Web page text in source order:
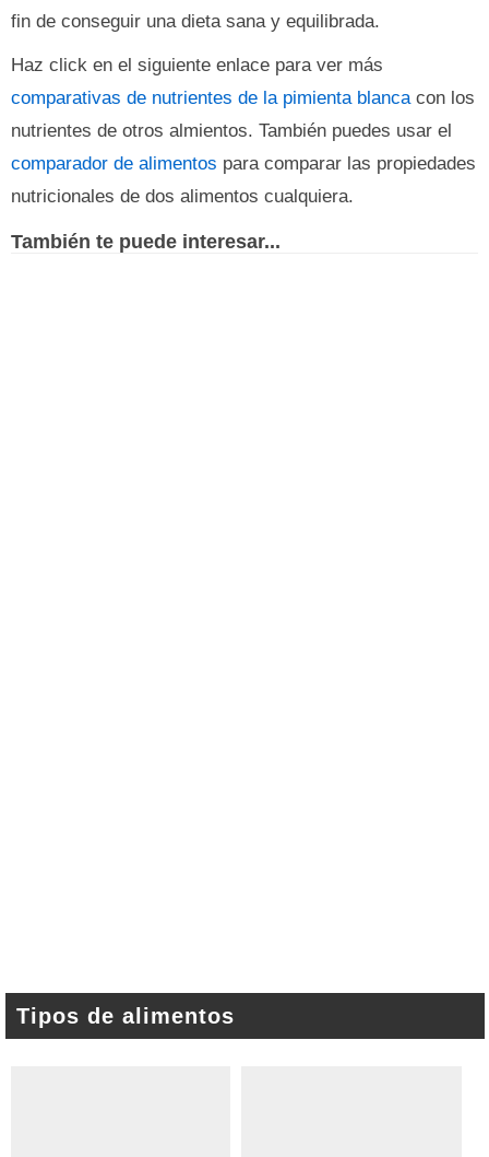
fin de conseguir una dieta sana y equilibrada.
Haz click en el siguiente enlace para ver más
comparativas de nutrientes de la pimienta blancacon los
nutrientes de otros almientos. También puedes usar el
comparador de alimentos para comparar las propiedades
nutricionales de dos alimentos cualquiera.
También te puede interesar...
Tipos de alimentos